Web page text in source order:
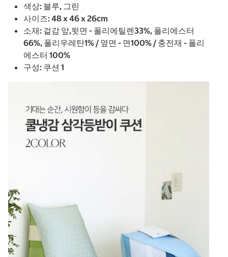
색상: 블루, 그린
사이즈: 48 x 46 x 26cm
소재: 겉감 앞,뒷면 - 폴리에틸렌33%, 폴리에스터
66%, 폴리우레탄1% / 옆면 - 면100% / 충전재 - 폴리
에스터 100%
구성: 쿠션 1